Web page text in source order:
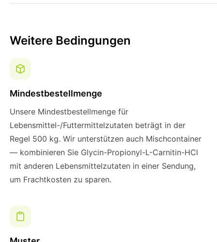
Weitere Bedingungen
Mindestbestellmenge
Unsere Mindestbestellmenge für
Lebensmittel-/Futtermittelzutaten beträgt in der
Regel 500 kg. Wir unterstützen auch Mischcontainer
— kombinieren Sie Glycin-Propionyl-L-Carnitin-HCl
mit anderen Lebensmittelzutaten in einer Sendung,
um Frachtkosten zu sparen.